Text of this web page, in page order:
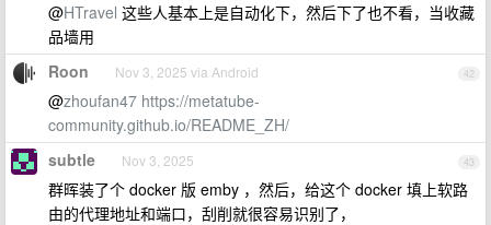
@HTravel 这些人基本上是自动化下，然后下了也不看，当收藏
品墙用
42
Roon Nov 3, 2025 via Android
@zhoufan47 https://metatube-
community.github.io/README_ZH/
43
subtle Nov 3, 2025
群晖装了个 docker 版 emby ，然后，给这个 docker 填上软路
由的代理地址和端口，刮削就很容易识别了，